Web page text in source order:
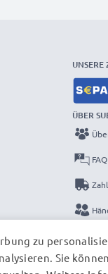
UNSERE
ÜBER
FAQ
zu
Sie